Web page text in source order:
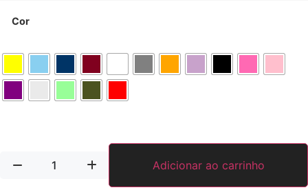
Cor
Adicionar ao carrinho